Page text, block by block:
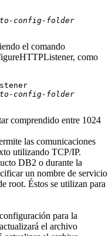
config-folder
el comando
, como
config-folder
comprendido entre 1024
las comunicaciones
utilizando TCP/IP.
DB2 o durante la
un nombre de servicio
root. Éstos se utilizan para
para la
el archivo